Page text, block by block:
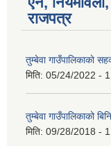
राजपत्र
तुम्बेवा गाउँपालिकाकाे
मिति: 05/24/2022 -
तुम्बेवा गाउँपालिकाको
मिति: 09/28/2018 -